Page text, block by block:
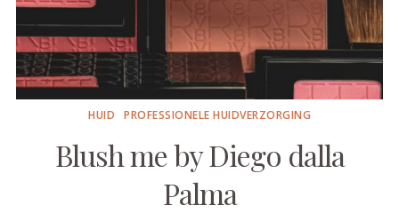
HUID PROFESSIONELE HUIDVERZORGING
Blush me by Diego dalla
Palma